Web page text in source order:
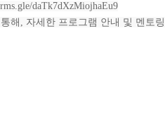
daTk7dXzMiojhaEu9
해, 자세한 프로그램 안내 및 멘토